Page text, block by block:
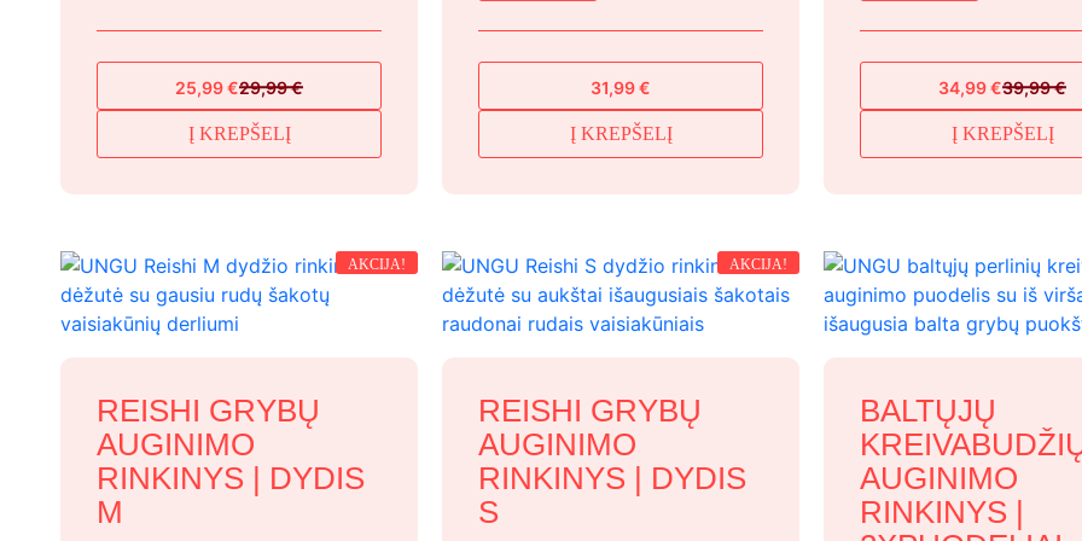
29,99€
Original
price
was:
25,99€
Current
price
is:
Į KREPŠELĮ
31,99€
Į KREPŠELĮ
39,99€
Original
price
was:
34,99€
Current
price
is:
Į KREPŠELĮ
AKCIJA!
REISHI GRYBŲ
AUGINIMO
RINKINYS | DYDIS
M
AKCIJA!
REISHI GRYBŲ
AUGINIMO
RINKINYS | DYDIS
S
BALTŲJŲ
AUGINIMO
RINKINYS |